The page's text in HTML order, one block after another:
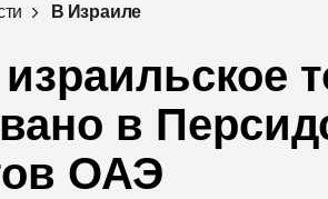
В Израиле
в
ОАЭ